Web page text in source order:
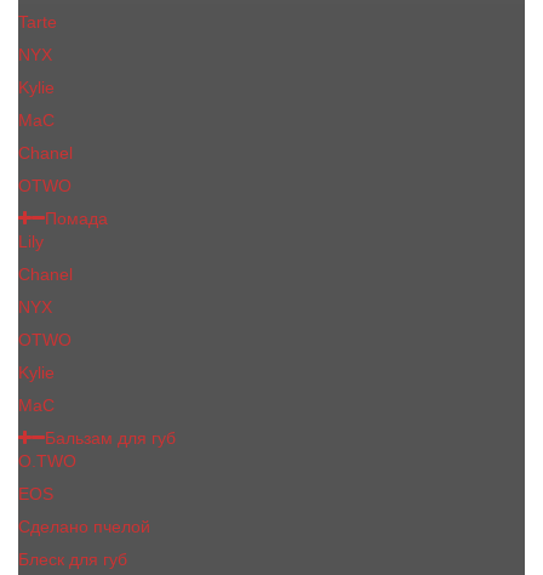
Tarte
NYX
Kylie
MaC
Сhanеl
OTWO
Помада
Lily
Chanel
NYX
OTWO
Kylie
МаС
Бальзам для губ
O.TWO
EOS
Сделано пчелой
Блеск для губ